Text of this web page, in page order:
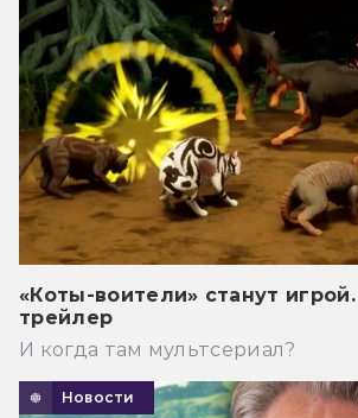
«Коты-воители» станут
трейлер
И когда там мультсериал?
Новости